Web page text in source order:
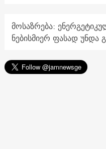
მოსაზრება:
ნებისმიერ ფასად უნდა